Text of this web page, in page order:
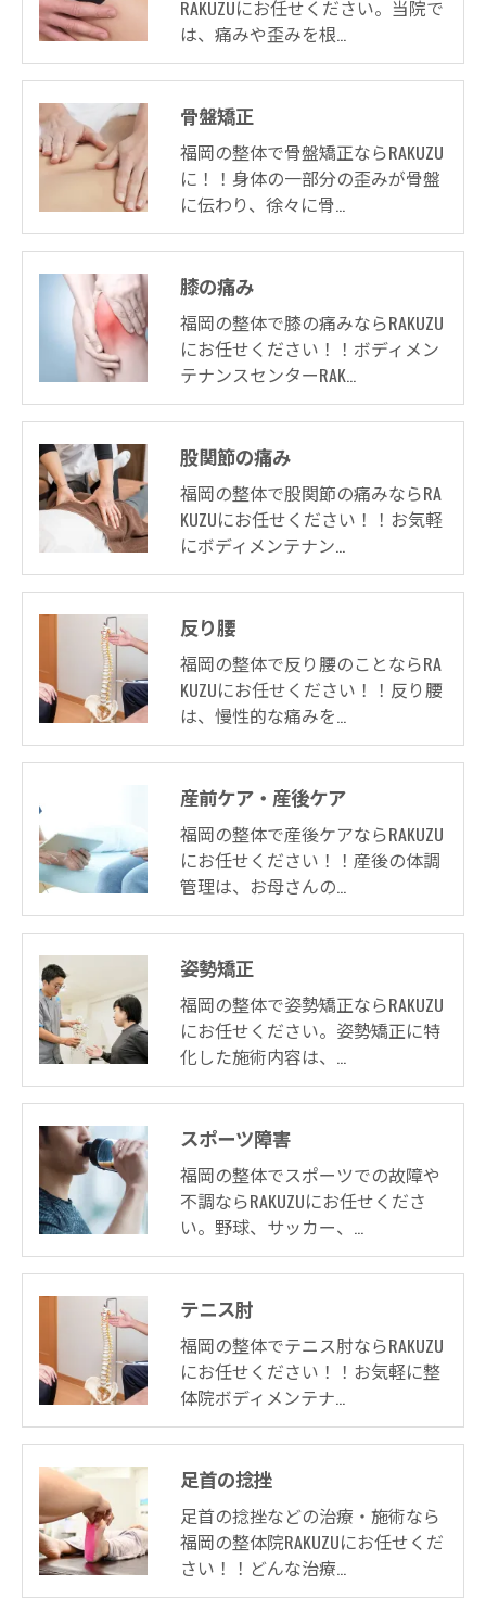
RAKUZUにお任せください。当院で
は、痛みや歪みを根…
骨盤矯正
福岡の整体で骨盤矯正ならRAKUZU
に！！身体の一部分の歪みが骨盤
に伝わり、徐々に骨…
膝の痛み
福岡の整体で膝の痛みならRAKUZU
にお任せください！！ボディメン
テナンスセンターRAK…
股関節の痛み
福岡の整体で股関節の痛みならRA
KUZUにお任せください！！お気軽
にボディメンテナン…
反り腰
福岡の整体で反り腰のことならRA
KUZUにお任せください！！反り腰
は、慢性的な痛みを…
産前ケア・産後ケア
福岡の整体で産後ケアならRAKUZU
にお任せください！！産後の体調
管理は、お母さんの…
姿勢矯正
福岡の整体で姿勢矯正ならRAKUZU
にお任せください。姿勢矯正に特
化した施術内容は、…
スポーツ障害
福岡の整体でスポーツでの故障や
不調ならRAKUZUにお任せくださ
い。野球、サッカー、…
テニス肘
福岡の整体でテニス肘ならRAKUZU
にお任せください！！お気軽に整
体院ボディメンテナ…
足首の捻挫
足首の捻挫などの治療・施術なら
福岡の整体院RAKUZUにお任せくだ
さい！！どんな治療…